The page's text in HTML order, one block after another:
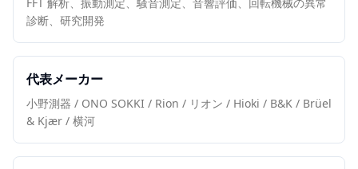
診断、研究開発
代表メーカー
小野測器 / ONO SOKKI / Rion / リオン / Hioki / B&K / Brüel
& Kjær / 横河